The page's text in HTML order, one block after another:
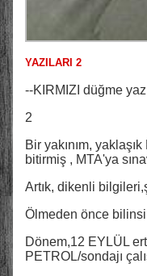
YAZILARI 2
--KIRMIZI düğme
2
Bir yakınım,
bitirmiş , MTA'ya
Artık, dikenli
Ölmeden önce
Dönem,12 EYLÜL
PETROL/sondajı